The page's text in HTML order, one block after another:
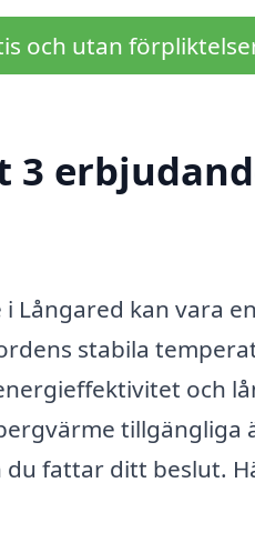
och utan
3
Långared kan vara
stabila
och
fattar ditt beslut.